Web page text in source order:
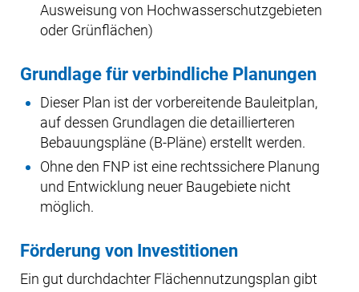
Ausweisung von Hochwasserschutzgebieten
oder Grünflächen)
Grundlage für verbindliche Planungen
Dieser Plan ist der vorbereitende Bauleitplan,
auf dessen Grundlagen die detaillierteren
Bebauungspläne (B-Pläne) erstellt werden.
Ohne den FNP ist eine rechtssichere Planung
und Entwicklung neuer Baugebiete nicht
möglich.
Förderung von Investitionen
Ein gut durchdachter Flächennutzungsplan gibt